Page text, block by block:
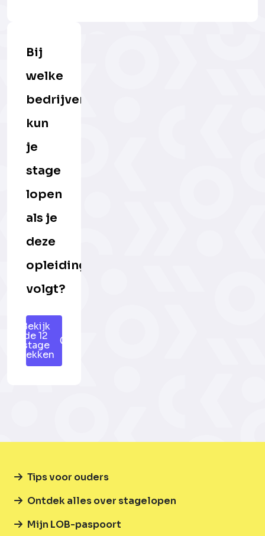
Bij
welke
bedrijven
kun
je
stage
lopen
als je
deze
opleiding
volgt?
Bekijk
de 12
stage
plekken
Tips voor ouders
Ontdek alles over stagelopen
Mijn LOB-paspoort